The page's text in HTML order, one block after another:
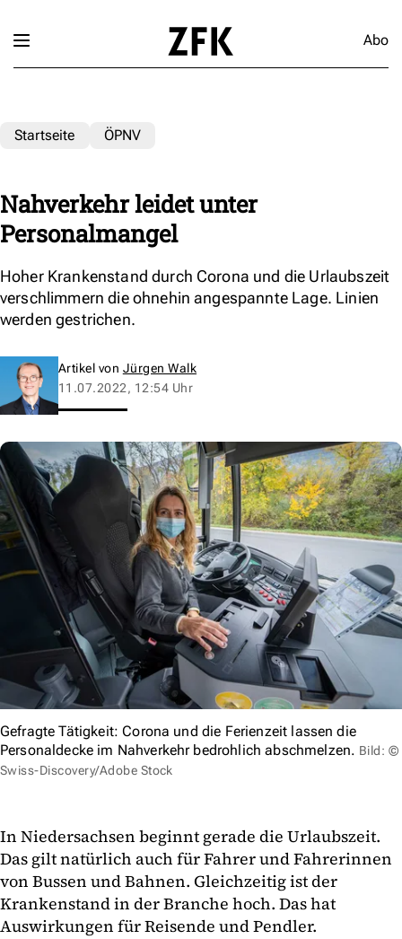
Abo
Startseite ÖPNV
Nahverkehr leidet unter
Personalmangel
Hoher Krankenstand durch Corona und die Urlaubszeit
verschlimmern die ohnehin angespannte Lage. Linien
werden gestrichen.
Artikel von Jürgen Walk
11.07.2022, 12:54 Uhr
Gefragte Tätigkeit: Corona und die Ferienzeit lassen die
Personaldecke im Nahverkehr bedrohlich abschmelzen. Bild: ©
Swiss-Discovery/Adobe Stock
In Niedersachsen beginnt gerade die Urlaubszeit.
Das gilt natürlich auch für Fahrer und Fahrerinnen
von Bussen und Bahnen. Gleichzeitig ist der
Krankenstand in der Branche hoch. Das hat
Auswirkungen für Reisende und Pendler.